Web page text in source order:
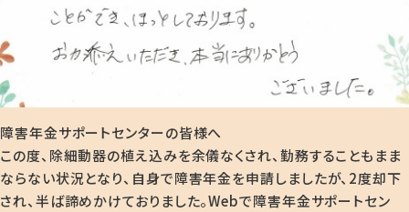
障害年金サポートセンターの皆様へ
この度、除細動器の植え込みを余儀なくされ、勤務することもまま
ならない状況となり、自身で障害年金を申請しましたが、2度却下
され、半ば諦めかけておりました。Webで障害年金サポートセン